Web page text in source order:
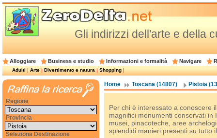
Gli indirizzi dell'arte e della
Alloggiare Business e studio Informazioni e formalità Navigare
Adulti|Arte|Divertimento e natura|Shopping|
Home Toscana (14807) Pistoia
Per chi è interessato a conoscere
magnifici monumenti conservati in
musei, pinacoteche, aree
splendidi manieri presenti su tutto
Regione
Provincia
Seleziona Destinazione